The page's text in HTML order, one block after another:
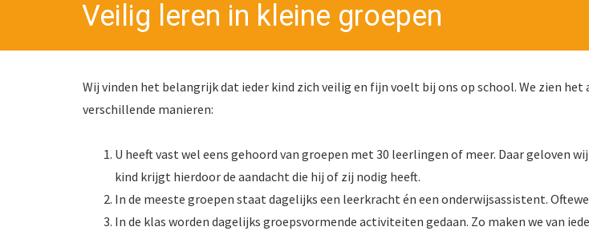
Veilig leren in kleine groepen
Wij vinden het belangrijk dat ieder kind zich veilig en fijn voelt bij ons op school. We zien
verschillende manieren:
U heeft vast wel eens gehoord van groepen met 30 leerlingen of meer. Daar geloven
kind krijgt hierdoor de aandacht die hij of zij nodig heeft.
In de meeste groepen staat dagelijks een leerkracht én een onderwijsassistent.
In de klas worden dagelijks groepsvormende activiteiten gedaan. Zo maken we van